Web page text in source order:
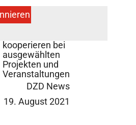
kooperieren bei
ausgewählten
Projekten und
Veranstaltungen
DZD News
19. August 2021